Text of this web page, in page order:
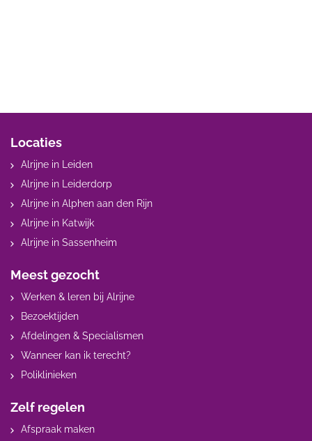
Locaties
Alrijne in Leiden
Alrijne in Leiderdorp
Alrijne in Alphen aan den Rijn
Alrijne in Katwijk
Alrijne in Sassenheim
Meest gezocht
Werken & leren bij Alrijne
Bezoektijden
Afdelingen & Specialismen
Wanneer kan ik terecht?
Poliklinieken
Zelf regelen
Afspraak maken